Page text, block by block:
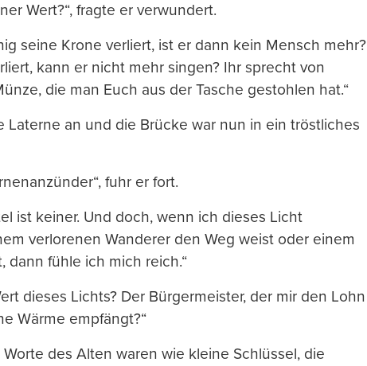
Wert?“, fragte er verwundert.
seine Krone verliert, ist er dann kein Mensch mehr?
kann er nicht mehr singen? Ihr sprecht von
die man Euch aus der Tasche gestohlen hat.“
Laterne an und die Brücke war nun in ein tröstliches
fuhr er fort.
ist keiner. Und doch, wenn ich dieses Licht
verlorenen Wanderer den Weg weist oder einem
dann fühle ich mich reich.“
dieses Lichts? Der Bürgermeister, der mir den Lohn
Wärme empfängt?“
des Alten waren wie kleine Schlüssel, die